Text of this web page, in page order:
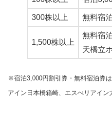
300株以上 無料宿
1,500株以上
無料宿
天橋立
※宿泊3,000円割引券・無料宿泊券
アイン日本橋箱崎、エスぺリアイン